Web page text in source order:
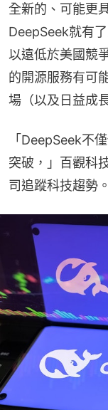
全新的、可能更
DeepSeek就有
以遠低於美國競
的開源服務有可
場（以及日益成
「DeepSeek不
突破，」百觀科
司追蹤科技趨勢。